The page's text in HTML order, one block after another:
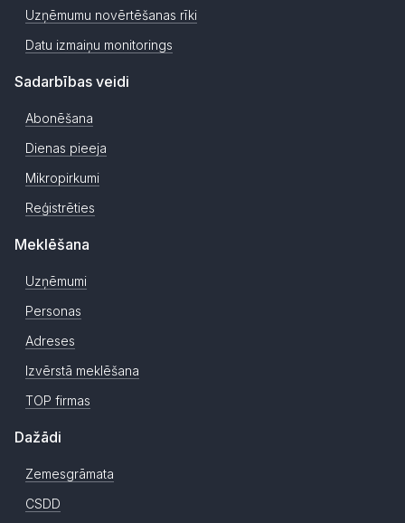
Uzņēmumu novērtēšanas rīki
Datu izmaiņu monitorings
Sadarbības veidi
Abonēšana
Dienas pieeja
Mikropirkumi
Reģistrēties
Meklēšana
Uzņēmumi
Personas
Adreses
Izvērstā meklēšana
TOP firmas
Dažādi
Zemesgrāmata
CSDD